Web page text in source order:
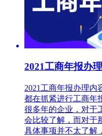
2021工商年报办
2021工商年报办理内
都在抓紧进行工商年
很多年的企业，对于
会比较了解，而对于
具体事项并不太了解